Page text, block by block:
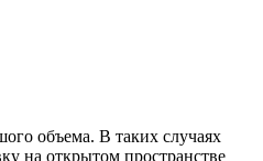
объема. В таких случаях
на открытом пространстве